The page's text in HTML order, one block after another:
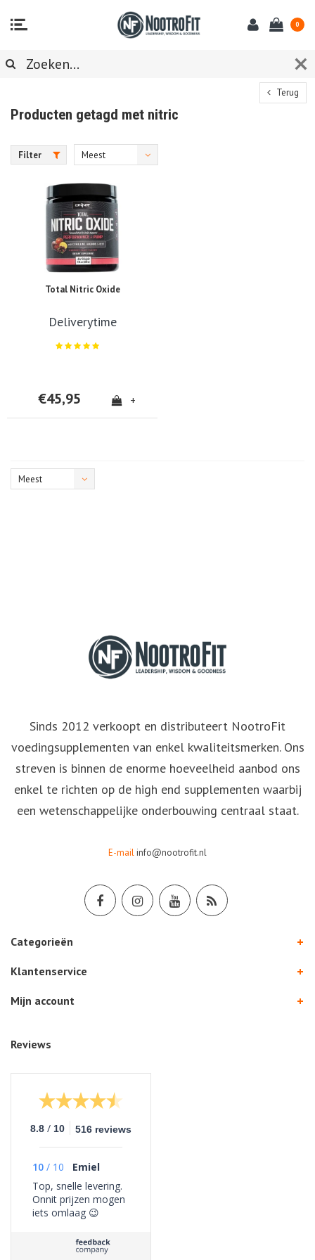
0
Terug
Producten getagd met nitric
Filter
Meest
Total Nitric Oxide
Deliverytime
€45,95 +
Meest
Sinds 2012 verkoopt en distributeert NootroFit
voedingsupplementen van enkel kwaliteitsmerken. Ons
streven is binnen de enorme hoeveelheid aanbod ons
enkel te richten op de high end supplementen waarbij
een wetenschappelijke onderbouwing centraal staat.
E-mailinfo@nootrofit.nl
Categorieën
Klantenservice
Mijn account
Reviews
8.8 / 10 516 reviews
10 / 10
Emiel
Top, snelle levering.
Onnit prijzen mogen
iets omlaag 😉